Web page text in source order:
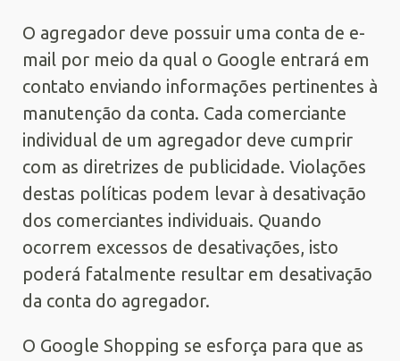
O agregador deve possuir uma conta de e-
mail por meio da qual o Google entrará em
contato enviando informações pertinentes à
manutenção da conta. Cada comerciante
individual de um agregador deve cumprir
com as diretrizes de publicidade. Violações
destas políticas podem levar à desativação
dos comerciantes individuais. Quando
ocorrem excessos de desativações, isto
poderá fatalmente resultar em desativação
da conta do agregador.
O Google Shopping se esforça para que as